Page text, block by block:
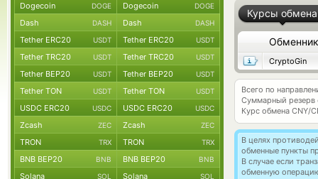
Курсы обмена
Обменник
CryptoGin
Всего по
Суммарный резерв
Курс обмена CNY/
В целях
обменные пункты
В случае если
обменную
Dogecoin DOGE Dogecoin DOGE
Dash DASH Dash DASH
Tether ERC20 USDT Tether ERC20 USDT
Tether TRC20 USDT Tether TRC20 USDT
Tether BEP20 USDT Tether BEP20 USDT
Tether TON USDT Tether TON USDT
USDC ERC20 USDC USDC ERC20 USDC
Zcash ZEC Zcash ZEC
TRON TRX TRON TRX
BNB BEP20 BNB BNB BEP20 BNB
Solana SOL Solana SOL